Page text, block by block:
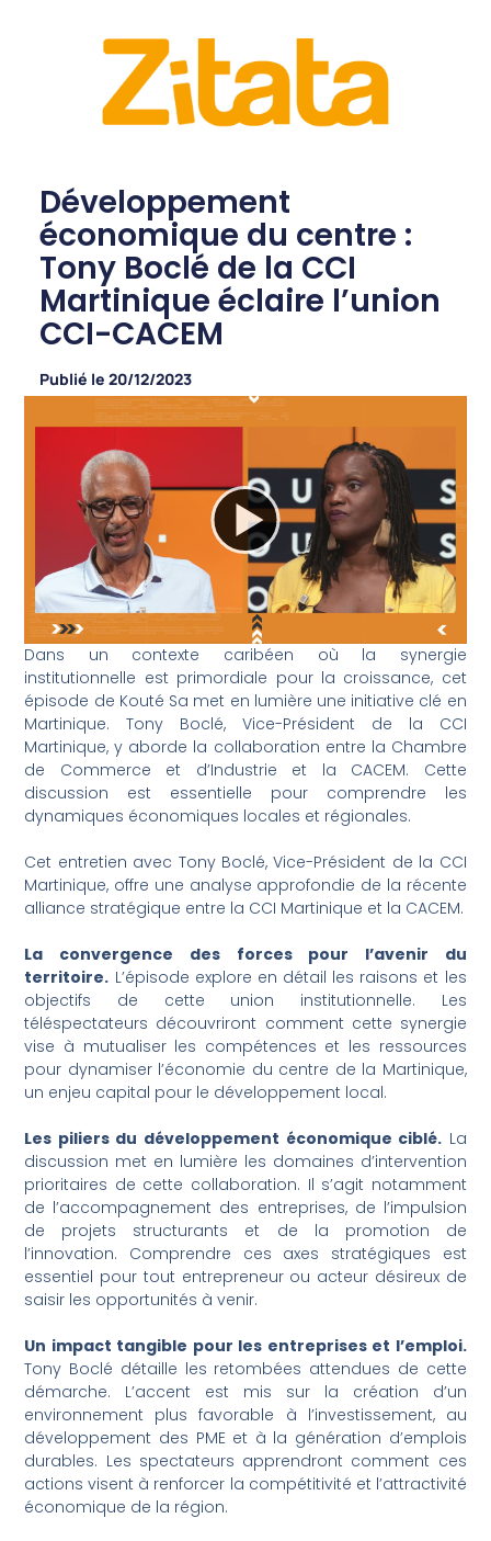
Développement
économique du centre :
Tony Boclé de la CCI
Martinique éclaire l’union
CCI-CACEM
Publié le 20/12/2023
Dans un contexte caribéen où la synergie
institutionnelle est primordiale pour la croissance, cet
épisode de Kouté Sa met en lumière une initiative clé en
Martinique. Tony Boclé, Vice-Président de la CCI
Martinique, y aborde la collaboration entre la Chambre
de Commerce et d’Industrie et la CACEM. Cette
discussion est essentielle pour comprendre les
dynamiques économiques locales et régionales.
Cet entretien avec Tony Boclé, Vice-Président de la CCI
Martinique, offre une analyse approfondie de la récente
alliance stratégique entre la CCI Martinique et la CACEM.
La convergence des forces pour l’avenir du
territoire. L’épisode explore en détail les raisons et les
objectifs de cette union institutionnelle. Les
téléspectateurs découvriront comment cette synergie
vise à mutualiser les compétences et les ressources
pour dynamiser l’économie du centre de la Martinique,
un enjeu capital pour le développement local.
Les piliers du développement économique ciblé. La
discussion met en lumière les domaines d’intervention
prioritaires de cette collaboration. Il s’agit notamment
de l’accompagnement des entreprises, de l’impulsion
de projets structurants et de la promotion de
l’innovation. Comprendre ces axes stratégiques est
essentiel pour tout entrepreneur ou acteur désireux de
saisir les opportunités à venir.
Un impact tangible pour les entreprises et l’emploi.
Tony Boclé détaille les retombées attendues de cette
démarche. L’accent est mis sur la création d’un
environnement plus favorable à l’investissement, au
développement des PME et à la génération d’emplois
durables. Les spectateurs apprendront comment ces
actions visent à renforcer la compétitivité et l’attractivité
économique de la région.